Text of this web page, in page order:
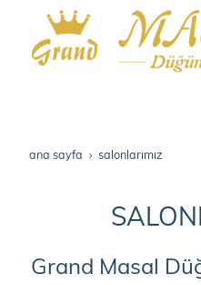
ana sayfa salonlarimiz
Grand Masal